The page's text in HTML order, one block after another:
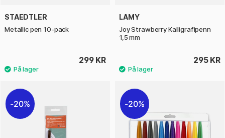
STAEDTLER
Metallic pen 10-pack
299 KR
LAMY
Joy Strawberry Kalligrafipenn
1,5 mm
295 KR
20% 20%